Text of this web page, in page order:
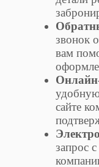
звонок
вам
сайте
запрос